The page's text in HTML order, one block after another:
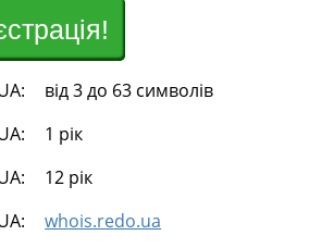
від 3 до 63 символів
1 рік
12 рік
whois.redo.ua